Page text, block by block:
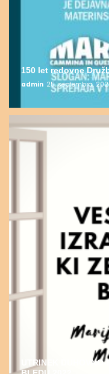
150 let redovne
admin 25. septembra,
UTRINEK